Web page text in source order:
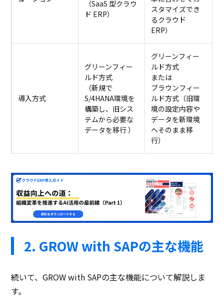
（SaaS 型クラウ
ド ERP）
スタマイズでき
るクラウド
ERP）
導入方式
グリーンフィー
ルド方式
（新規で
S/4HANA環境を
構築し、旧シス
テムから必要な
データを移行 ）
グリーンフィー
ルド方式
または
ブラウンフィー
ルド方式（旧環
境の設定内容や
データを新環境
へそのまま移
行）
2. GROW with SAPの主な機能
続いて、GROW with SAPの主な機能について解説しま
す。